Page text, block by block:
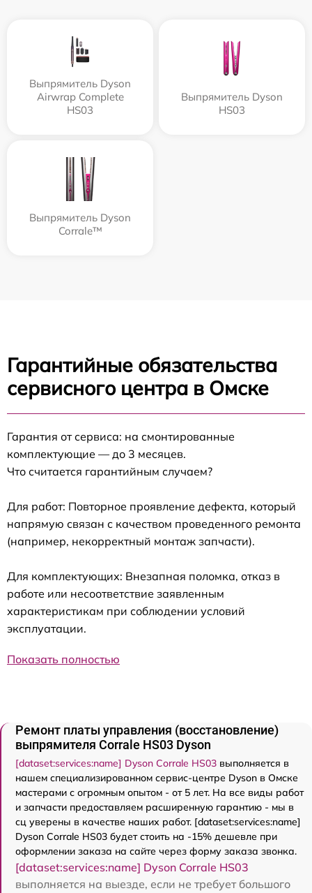
Выпрямитель Dyson
Airwrap Complete
HS03
Выпрямитель Dyson
HS03
Выпрямитель Dyson
Corrale™
Гарантийные обязательства
сервисного центра в Омске
Гарантия от сервиса: на смонтированные
комплектующие — до 3 месяцев.
Что считается гарантийным случаем?
Для работ: Повторное проявление дефекта, который
напрямую связан с качеством проведенного ремонта
(например, некорректный монтаж запчасти).
Для комплектующих: Внезапная поломка, отказ в
работе или несоответствие заявленным
характеристикам при соблюдении условий
эксплуатации.
Показать полностью
Ремонт платы управления (восстановление)
выпрямителя Corrale HS03 Dyson
[dataset:services:name] Dyson Corrale HS03 выполняется в
нашем специализированном сервис-центре Dyson в Омске
мастерами с огромным опытом - от 5 лет. На все виды работ
и запчасти предоставляем расширенную гарантию - мы в
сц уверены в качестве наших работ. [dataset:services:name]
Dyson Corrale HS03 будет стоить на -15% дешевле при
оформлении заказа на сайте через форму заказа звонка.
[dataset:services:name] Dyson Corrale HS03
выполняется на выезде, если не требует большого